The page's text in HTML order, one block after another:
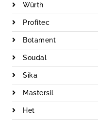
Würth
Profitec
Botament
Soudal
Sika
Mastersil
Het